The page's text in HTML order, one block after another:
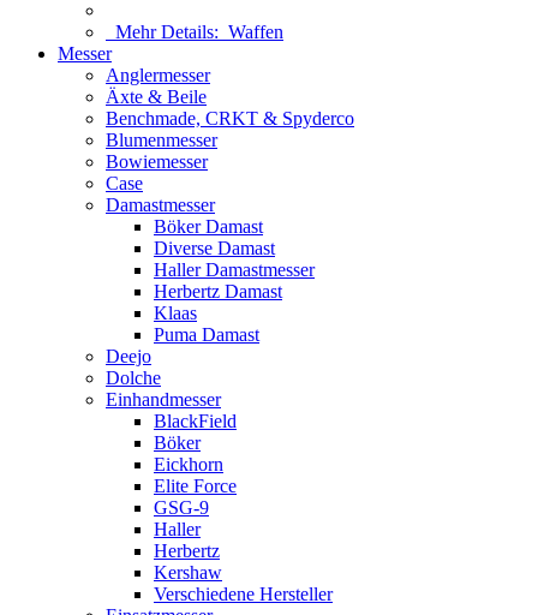
Mehr Details: Waffen
Messer
Anglermesser
Äxte & Beile
Benchmade, CRKT & Spyderco
Blumenmesser
Bowiemesser
Case
Damastmesser
Böker Damast
Diverse Damast
Haller Damastmesser
Herbertz Damast
Klaas
Puma Damast
Deejo
Dolche
Einhandmesser
BlackField
Böker
Eickhorn
Elite Force
GSG-9
Haller
Herbertz
Kershaw
Verschiedene Hersteller